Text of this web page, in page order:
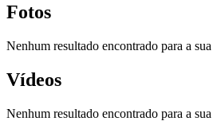
Fotos
Nenhum resultado encontrado para a sua
Vídeos
Nenhum resultado encontrado para a sua